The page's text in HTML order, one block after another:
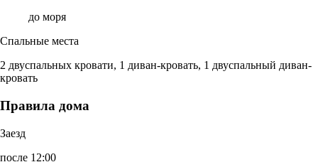
до моря
Спальные места
2 двуспальных кровати, 1 диван-кровать, 1 двуспальный диван-
кровать
Правила дома
Заезд
после 12:00